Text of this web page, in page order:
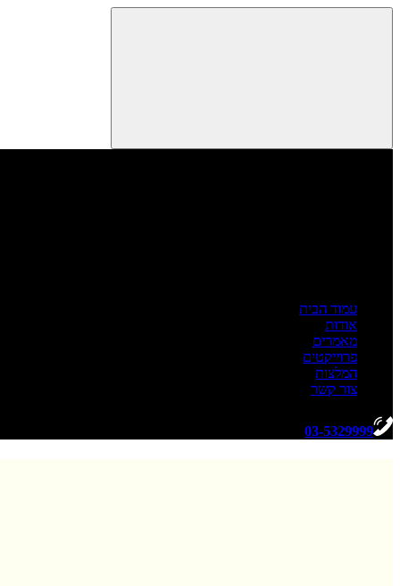
עמוד הבית
אודות
מאמרים
פרוייקטים
המלצות
צור קשר
03-5329999